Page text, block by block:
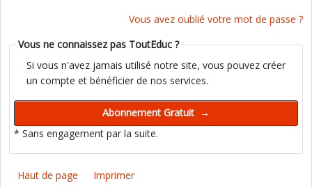
Vous avez oublié votre mot de passe ?
Vous ne connaissez pas ToutEduc ?
Si vous n'avez jamais utilisé notre site, vous pouvez créer
un compte et bénéficier de nos services.
* Sans engagement par la suite.
Haut de page Imprimer